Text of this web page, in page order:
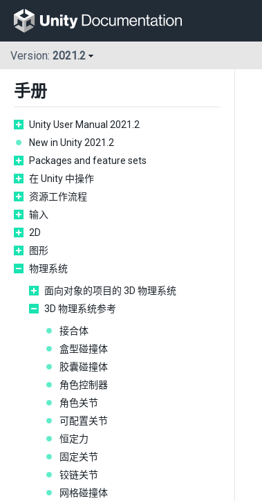
Version: 2021.2
手册
Unity User Manual 2021.2
New in Unity 2021.2
Packages and feature sets
在 Unity 中操作
资源工作流程
输入
2D
图形
物理系统
面向对象的项目的 3D 物理系统
3D 物理系统参考
接合体
盒型碰撞体
胶囊碰撞体
角色控制器
角色关节
可配置关节
恒定力
固定关节
铰链关节
网格碰撞体